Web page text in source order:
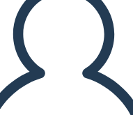
OYNAT
OKU